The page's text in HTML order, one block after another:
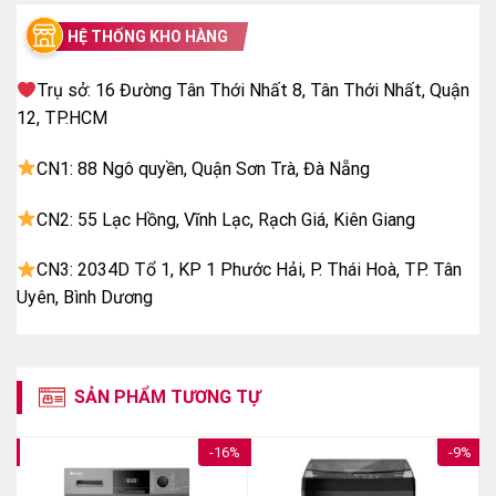
tầng Inverter còn giúp tiết kiệm điện năng tiêu thụ
hằng tháng. Bên cạnh đó, bộ cảm biến thông minh sẽ
đo tốc độ dòng nước, lượng đồ giặt và tự động lựa
chọn chương trình giặt tối ưu nhất, nâng cao hiệu quả
HỆ THỐNG KHO HÀNG
Trụ sở: 16 Đường Tân Thới Nhất 8, Tân Thới Nhất, Quận
12, TP.HCM
CN1: 88 Ngô quyền, Quận Sơn Trà, Đà Nẵng
CN2: 55 Lạc Hồng, Vĩnh Lạc, Rạch Giá, Kiên Giang
CN3: 2034D Tổ 1, KP 1 Phước Hải, P. Thái Hoà, TP. Tân
Uyên, Bình Dương
SẢN PHẨM TƯƠNG TỰ
-16% -9%